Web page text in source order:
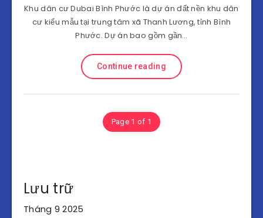
Khu dân cư Dubai Bình Phước là dự án đất nền khu dân
cư kiểu mẫu tại trung tâm xã Thanh Lương, tỉnh Bình
Phước. Dự án bao gồm gần…
Continue reading
Page 1 of 1
Lưu trữ
Tháng 9 2025